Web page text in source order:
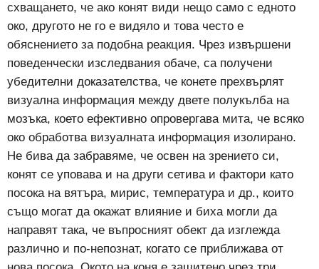
схващането, че ако конят види нещо само с едното
око, другото не го е видяло и това често е
обяснението за подобна реакция. Чрез извършени
поведенчески изследвания обаче, са получени
убедителни доказателства, че конете прехвърлят
визуална информация между двете полукълба на
мозъка, което ефективно опровергава мита, че всяко
око обработва визуалната информация изолирано.
Не бива да забравяме, че освен на зрението си,
конят се уповава и на други сетива и фактори като
посока на вятъра, мирис, температура и др., които
също могат да окажат влияние и биха могли да
направят така, че въпросният обект да изглежда
различно и по-непознат, когато се приближава от